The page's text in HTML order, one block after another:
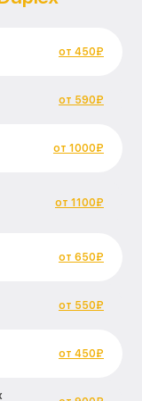
от 450₽
от 590₽
от 1000₽
от 1100₽
от 650₽
от 550₽
от 450₽